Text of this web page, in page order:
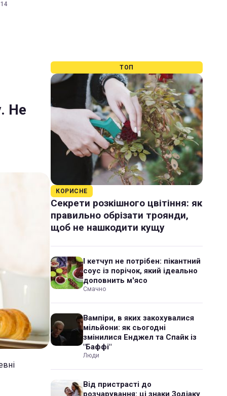
Не
ТОП
КОРИСНЕ
Секрети розкішного цвітіння: як
правильно обрізати троянди,
щоб не нашкодити кущу
І кетчуп не потрібен: пікантний
соус із порічок, який ідеально
доповнить м'ясо
Смачно
Вампіри, в яких закохувалися
мільйони: як сьогодні
змінилися Енджел та Спайк із
"Баффі"
Люди
Від пристрасті до
розчарування: ці знаки Зодіаку